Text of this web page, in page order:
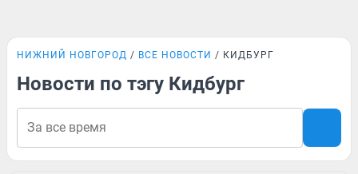
НИЖНИЙ НОВГОРОД ВСЕ НОВОСТИ КИДБУРГ
Новости по тэгу Кидбург